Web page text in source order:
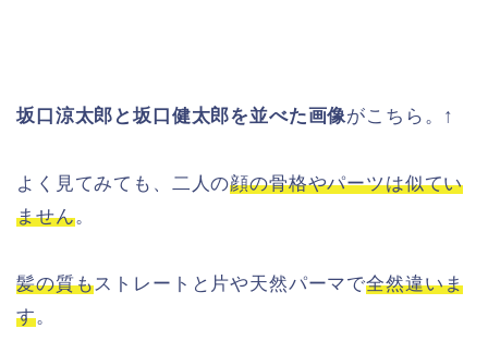
坂口涼太郎と坂口健太郎を並べた画像がこちら。↑
よく見てみても、二人の顔の骨格やパーツは似てい
ません。
髪の質もストレートと片や天然パーマで全然違いま
す。